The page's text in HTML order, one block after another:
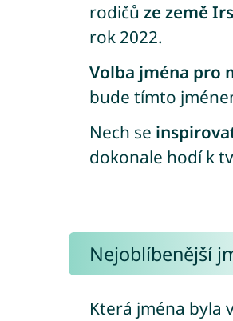
rodičů ze země
rok 2022.
Volba jména pro
bude tímto
Nech se
dokonale hodí k
Nejoblíbenější
Která jména byla